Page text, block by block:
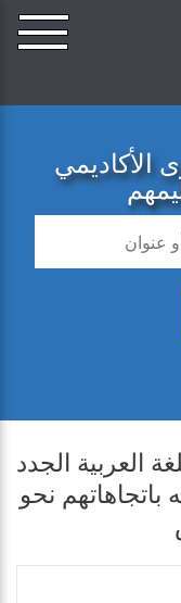
الأكاديمي
العربية الجدد
باتجاهاتهم نحو